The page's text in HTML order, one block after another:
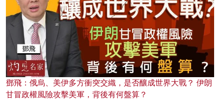
鄧飛：俄烏、美伊多方衝突交織，是否釀成世界大戰？ 伊朗
甘冒政權風險攻擊美軍，背後有何盤算？